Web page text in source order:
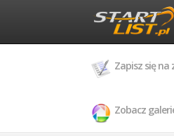
Zapisz się na
Zobacz